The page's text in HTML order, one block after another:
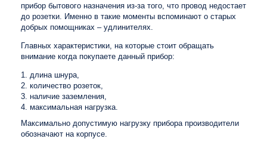
прибор бытового назначения из-за того, что провод недостает
до розетки. Именно в такие моменты вспоминают о старых
добрых помощниках – удлинителях.
Главных характеристики, на которые стоит обращать
внимание когда покупаете данный прибор:
длина шнура,
количество розеток,
наличие заземления,
максимальная нагрузка.
Максимально допустимую нагрузку прибора производители
обозначают на корпусе.